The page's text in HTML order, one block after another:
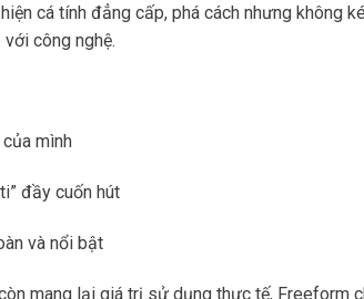
cá tính đẳng cấp, phá cách nhưng không
công nghệ.
mình
đầy cuốn hút
và nổi bật
mang lại giá trị sử dụng thực tế,